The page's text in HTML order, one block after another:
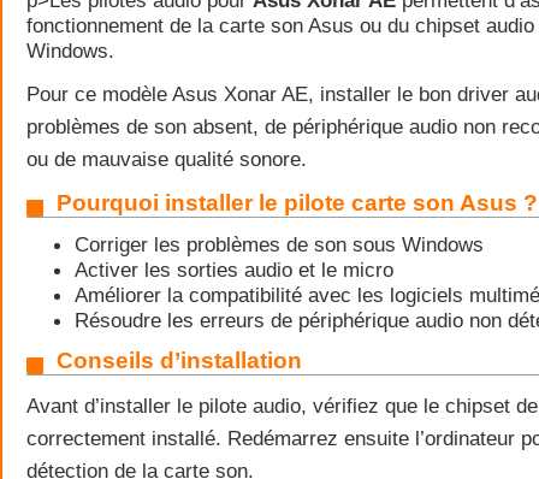
fonctionnement de la carte son Asus ou du chipset
Windows.
Pour ce modèle Asus Xonar AE, installer le bon driver
problèmes de son absent, de périphérique audio non
ou de mauvaise qualité sonore.
Pourquoi installer le pilote carte son Asus ?
Corriger les problèmes de son sous Windows
Activer les sorties audio et le micro
Améliorer la compatibilité avec les logiciels
Résoudre les erreurs de périphérique audio non
Conseils d’installation
Avant d’installer le pilote audio, vérifiez que le chipset
correctement installé. Redémarrez ensuite l’ordinateur
détection de la carte son.